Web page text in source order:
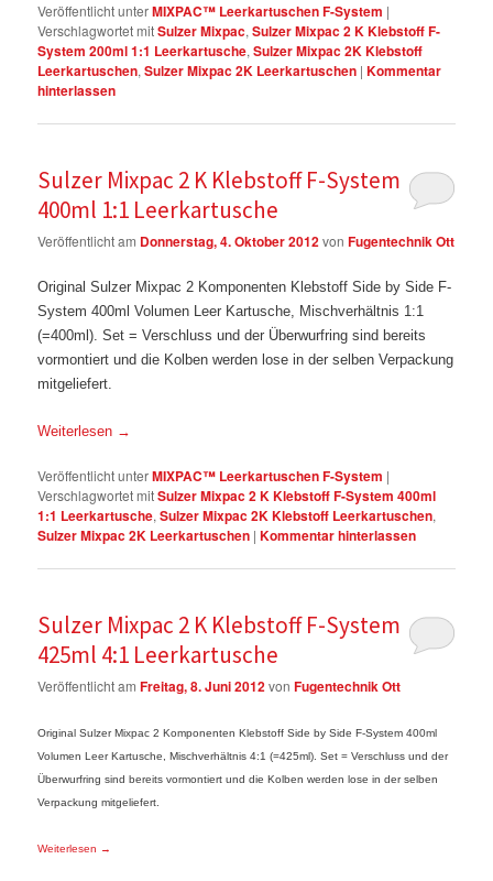
Veröffentlicht unterMIXPAC™ Leerkartuschen F-System |
Verschlagwortet mitSulzer Mixpac,Sulzer Mixpac 2 K Klebstoff F-
System 200ml 1:1 Leerkartusche,Sulzer Mixpac 2K Klebstoff
Leerkartuschen,Sulzer Mixpac 2K Leerkartuschen |Kommentar
hinterlassen
Sulzer Mixpac 2 K Klebstoff F-System
400ml 1:1 Leerkartusche
Veröffentlicht am Donnerstag, 4. Oktober 2012vonFugentechnik Ott
Original Sulzer Mixpac 2 Komponenten Klebstoff Side by Side F-
System 400ml Volumen Leer Kartusche, Mischverhältnis 1:1
(=400ml). Set = Verschluss und der Überwurfring sind bereits
vormontiert und die Kolben werden lose in der selben Verpackung
mitgeliefert.
Weiterlesen →
Veröffentlicht unterMIXPAC™ Leerkartuschen F-System |
Verschlagwortet mitSulzer Mixpac 2 K Klebstoff F-System 400ml
1:1 Leerkartusche,Sulzer Mixpac 2K Klebstoff Leerkartuschen,
Sulzer Mixpac 2K Leerkartuschen |Kommentar hinterlassen
Sulzer Mixpac 2 K Klebstoff F-System
425ml 4:1 Leerkartusche
Veröffentlicht amFreitag, 8. Juni 2012vonFugentechnik Ott
Original Sulzer Mixpac 2 Komponenten Klebstoff Side by Side F-System 400ml
Volumen Leer Kartusche, Mischverhältnis 4:1 (=425ml). Set = Verschluss und der
Überwurfring sind bereits vormontiert und die Kolben werden lose in der selben
Verpackung mitgeliefert.
Weiterlesen →